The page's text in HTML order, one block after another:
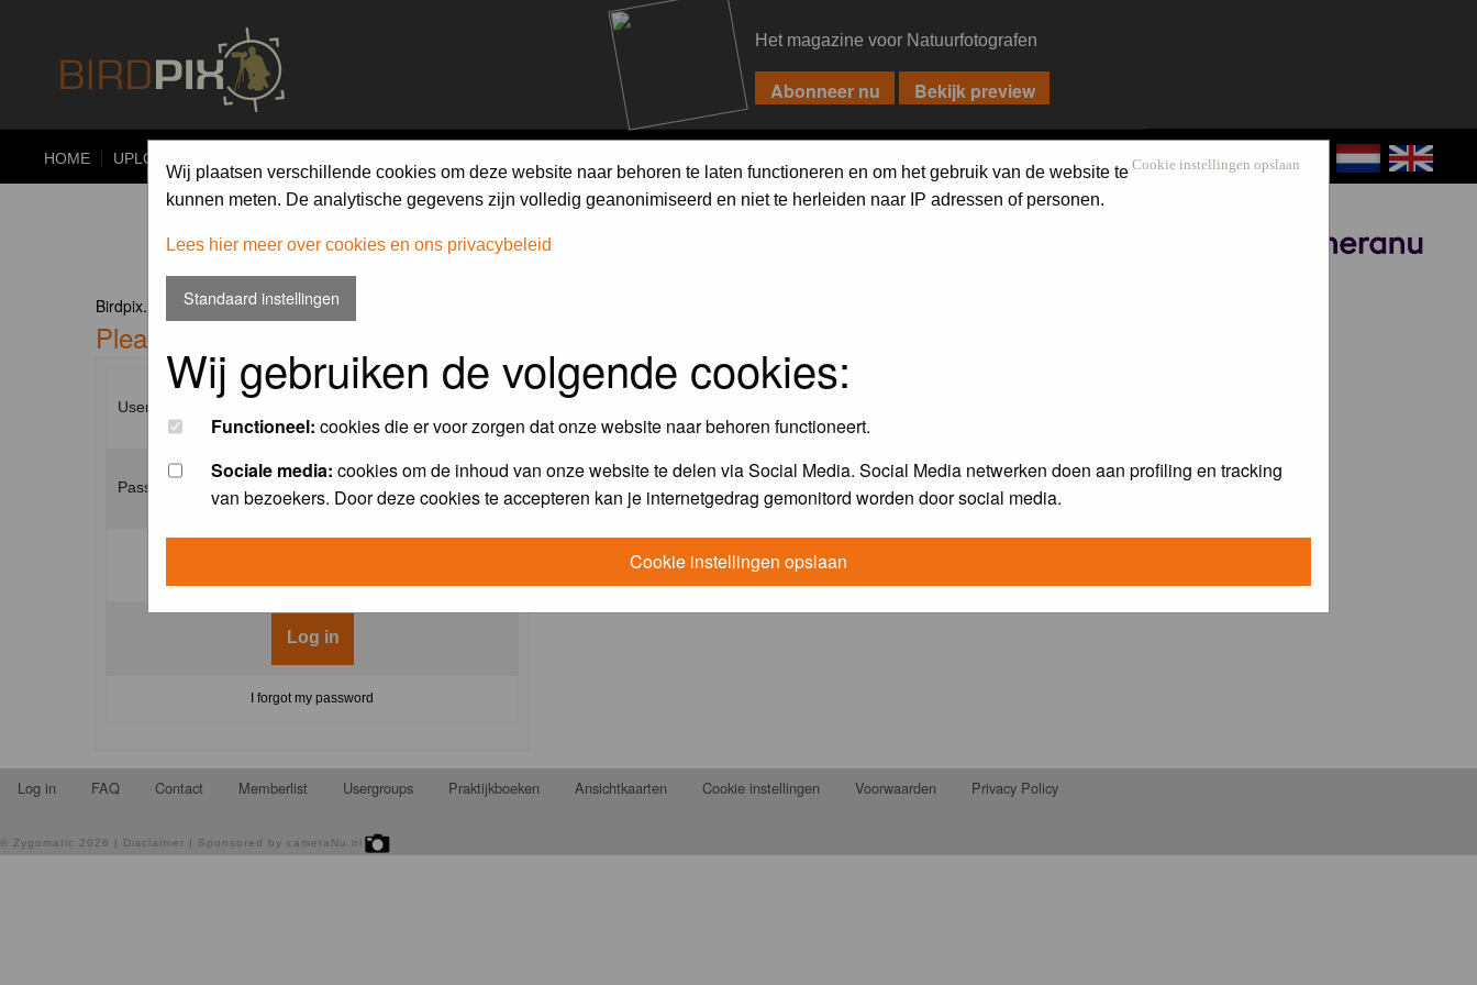
Het magazine voor Natuurfotografen
HOME UPLOAD Cookie instellingen opslaan
Wij plaatsen verschillende cookies om deze website naar behoren te laten functioneren en om het gebruik van de website te
kunnen meten. De analytische gegevens zijn volledig geanonimiseerd en niet te herleiden naar IP adressen of personen.
Lees hier meer over cookies en ons privacybeleid
Standaard instellingen
Wij gebruiken de volgende cookies:
Functioneel: cookies die er voor zorgen dat onze website naar behoren functioneert.
Sociale media: cookies om de inhoud van onze website te delen via Social Media. Social Media netwerken doen aan profiling en tracking
van bezoekers. Door deze cookies te accepteren kan je internetgedrag gemonitord worden door social media.
Cookie instellingen opslaan
Birdpix.nl Forum Index
Please enter your username and password to log in.
Username:
Password:
I forgot my password
Log in FAQ Contact Memberlist Usergroups Praktijkboeken Ansichtkaarten Cookie instellingen Voorwaarden Privacy Policy
© Zygomatic 2026 | Disclaimer | Sponsored by cameraNu.nl